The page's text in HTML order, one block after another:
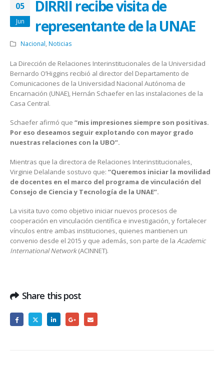
05
Jun
DIRRII recibe visita de
representante de la UNAE
Nacional Noticias
La Dirección de Relaciones Interinstitucionales de la Universidad
Bernardo O’Higgins recibió al director del Departamento de
Comunicaciones de la Universidad Nacional Autónoma de
Encarnación (UNAE), Hernán Schaefer en las instalaciones de la
Casa Central.
Schaefer afirmó que “mis impresiones siempre son positivas.
Por eso deseamos seguir explotando con mayor grado
nuestras relaciones con la UBO”.
Mientras que la directora de Relaciones Interinstitucionales,
Virginie Delalande sostuvo que: “Queremos iniciar la movilidad
de docentes en el marco del programa de vinculación del
Consejo de Ciencia y Tecnología de la UNAE”.
La visita tuvo como objetivo iniciar nuevos procesos de
cooperación en vinculación científica e investigación, y fortalecer
vínculos entre ambas instituciones, quienes mantienen un
convenio desde el 2015 y que además, son parte de la Academic
International Network(ACINNET).
Share this post